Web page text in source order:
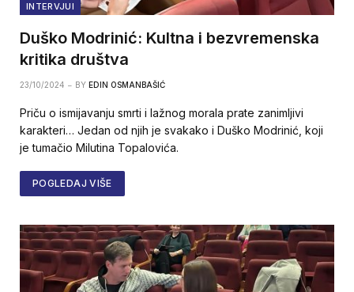
INTERVJUI
Duško Modrinić: Kultna i bezvremenska
kritika društva
23/10/2024 BY EDIN OSMANBAŠIĆ
Priču o ismijavanju smrti i lažnog morala prate zanimljivi
karakteri… Jedan od njih je svakako i Duško Modrinić, koji
je tumačio Milutina Topalovića.
POGLEDAJ VIŠE